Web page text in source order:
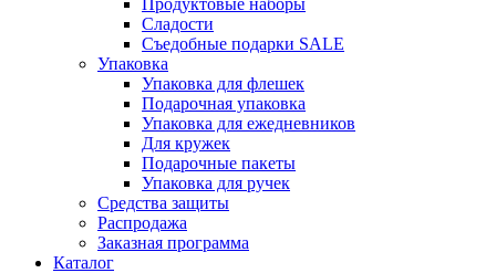
Продуктовые наборы
Сладости
Съедобные подарки SALE
Упаковка
Упаковка для флешек
Подарочная упаковка
Упаковка для ежедневников
Для кружек
Подарочные пакеты
Упаковка для ручек
Средства защиты
Распродажа
Заказная программа
Каталог